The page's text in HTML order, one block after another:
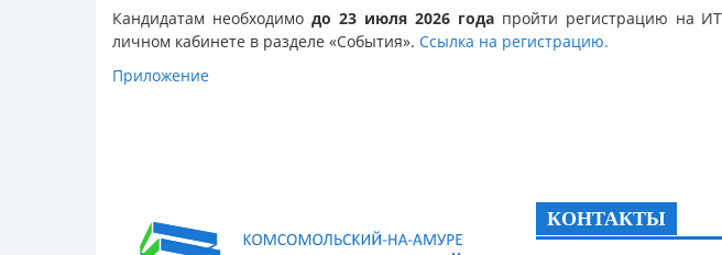
Кандидатам необходимо до 23 июля 2026 годапройти регистрацию на
личном кабинете в разделе «События». Ссылка на регистрацию.
Приложение
КОНТАКТЫ